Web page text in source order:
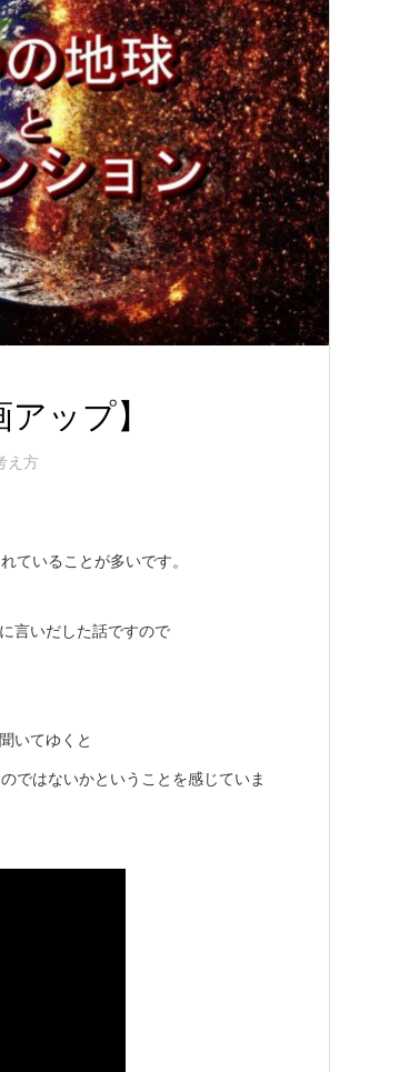
ップ】
え方
ていることが多いです。
言いだした話ですので
いてゆくと
ではないかということを感じていま